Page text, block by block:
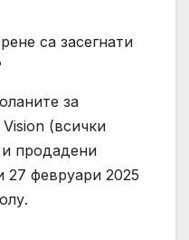
са засегнати
за
(всички
продадени
27 февруари 2025